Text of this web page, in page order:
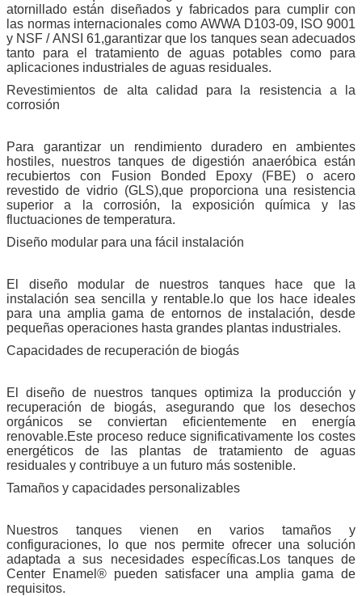
atornillado están diseñados y fabricados para cumplir con
las normas internacionales como AWWA D103-09, ISO 9001
y NSF / ANSI 61,garantizar que los tanques sean adecuados
tanto para el tratamiento de aguas potables como para
aplicaciones industriales de aguas residuales.
Revestimientos de alta calidad para la resistencia a la
corrosión
Para garantizar un rendimiento duradero en ambientes
hostiles, nuestros tanques de digestión anaeróbica están
recubiertos con Fusion Bonded Epoxy (FBE) o acero
revestido de vidrio (GLS),que proporciona una resistencia
superior a la corrosión, la exposición química y las
fluctuaciones de temperatura.
Diseño modular para una fácil instalación
El diseño modular de nuestros tanques hace que la
instalación sea sencilla y rentable.lo que los hace ideales
para una amplia gama de entornos de instalación, desde
pequeñas operaciones hasta grandes plantas industriales.
Capacidades de recuperación de biogás
El diseño de nuestros tanques optimiza la producción y
recuperación de biogás, asegurando que los desechos
orgánicos se conviertan eficientemente en energía
renovable.Este proceso reduce significativamente los costes
energéticos de las plantas de tratamiento de aguas
residuales y contribuye a un futuro más sostenible.
Tamaños y capacidades personalizables
Nuestros tanques vienen en varios tamaños y
configuraciones, lo que nos permite ofrecer una solución
adaptada a sus necesidades específicas.Los tanques de
Center Enamel® pueden satisfacer una amplia gama de
requisitos.